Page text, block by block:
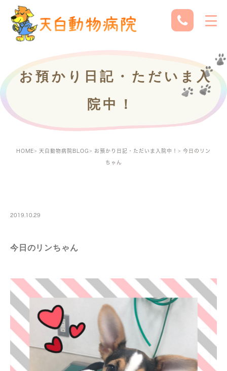
お預かり日記・ただいま入
院中！
HOME 天白動物病院BLOG お預かり日記・ただいま入院中！ 今日のリン
ちゃん
2019.10.29
今日のリンちゃん